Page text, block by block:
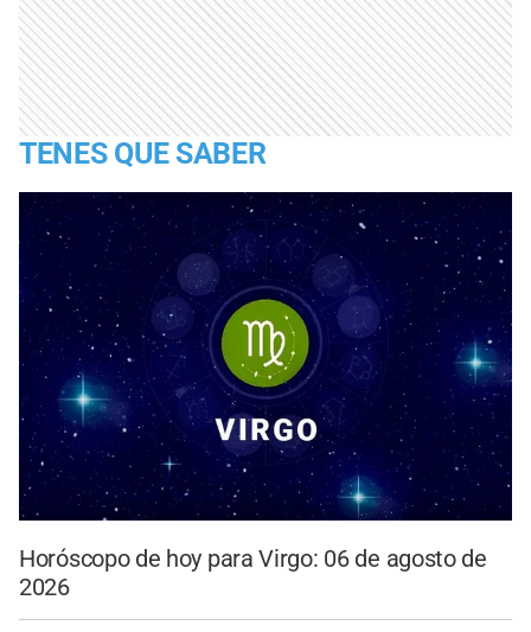
TENES QUE SABER
Horóscopo de hoy para Virgo: 06 de agosto de
2026